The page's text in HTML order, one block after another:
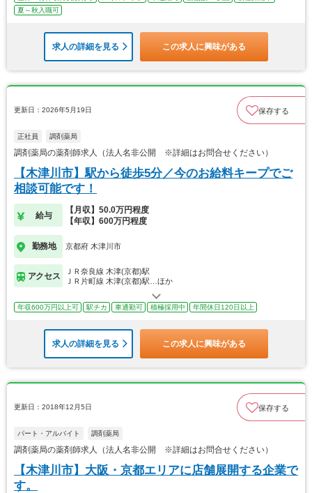
夏～秋入職可
求人の詳細を見る この求人に興味がある
更新日：2026年5月19日 保存する
正社員 調剤薬局
調剤薬局の薬剤師求人（法人名非公開 ※詳細はお問合せください）
【木津川市】駅から徒歩5分／今のお給料キープでご
相談可能です！
給与
【月収】50.0万円程度
【年収】600万円程度
勤務地 京都府 木津川市
アクセス
ＪＲ奈良線 木津(京都)駅
ＪＲ片町線 木津(京都)駅…ほか
年収600万円以上可 駅チカ 車通勤可 積極採用中 年間休日120日以上
求人の詳細を見る この求人に興味がある
更新日：2018年12月5日 保存する
パート・アルバイト 調剤薬局
調剤薬局の薬剤師求人（法人名非公開 ※詳細はお問合せください）
【木津川市】大阪・京都エリアに店舗展開する企業で
す。